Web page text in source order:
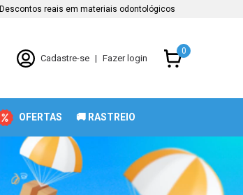
Descontos reais em materiais odontológicos
Cadastre-se | Fazer login
0
OFERTAS 🚚 RASTREIO